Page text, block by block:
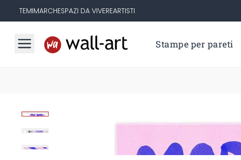
TEMIMARCHESPAZI DA VIVEREARTISTI
Stampe per pareti